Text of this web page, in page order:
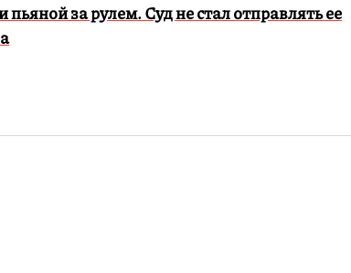
за рулем. Суд не стал отправлять ее